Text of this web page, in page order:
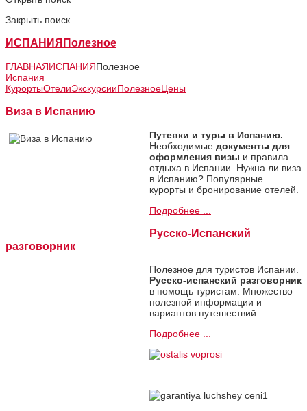
Закрыть поиск
ИСПАНИЯ Полезное
ГЛАВНАЯИСПАНИЯПолезное
Испания
КурортыОтелиЭкскурсииПолезноеЦены
Виза в Испанию
Путевки и туры в Испанию.
Необходимые документы для
оформления визы и правила
отдыха в Испании. Нужна ли виза
в Испанию? Популярные
курорты и бронирование отелей.
Подробнее ...
Русско-Испанский
разговорник
Полезное для туристов Испании.
Русско-испанский разговорник
в помощь туристам. Множество
полезной информации и
вариантов путешествий.
Подробнее ...